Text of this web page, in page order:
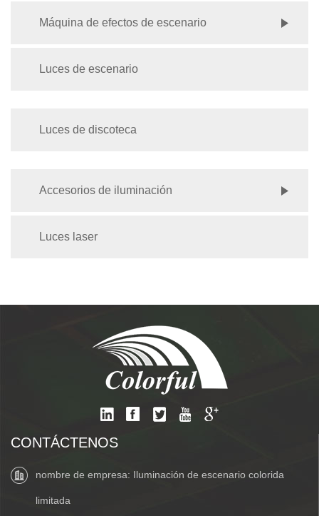
Máquina de efectos de escenario
Luces de escenario
Luces de discoteca
Accesorios de iluminación
Luces laser
CONTÁCTENOS
nombre de empresa: Iluminación de escenario colorida
limitada